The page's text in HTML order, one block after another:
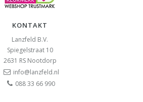
KONTAKT
Lanzfeld B.V.
Spiegelstraat 10
2631 RS Nootdorp
info@lanzfeld.nl
088 33 66 990